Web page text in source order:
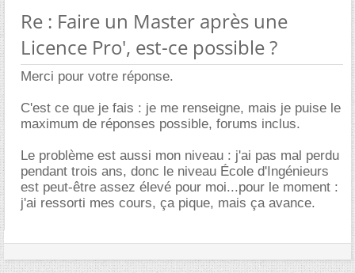
Re : Faire un Master après une
Licence Pro', est-ce possible ?
Merci pour votre réponse.
C'est ce que je fais : je me renseigne, mais je puise le
maximum de réponses possible, forums inclus.
Le problème est aussi mon niveau : j'ai pas mal perdu
pendant trois ans, donc le niveau École d'Ingénieurs
est peut-être assez élevé pour moi...pour le moment :
j'ai ressorti mes cours, ça pique, mais ça avance.